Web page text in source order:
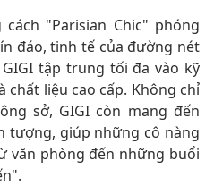
"Parisian Chic" phóng
đáo, tinh tế của đường nét
tập trung tối đa vào kỹ
chất liệu cao cấp. Không chỉ
sở, GIGI còn mang đến
tượng, giúp những cô nàng
văn phòng đến những buổi